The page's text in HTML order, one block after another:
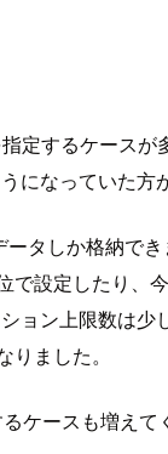
定するケースが
なっていた方
タしか格納でき
設定したり、
ン上限数は少
ました。
ースも増えて